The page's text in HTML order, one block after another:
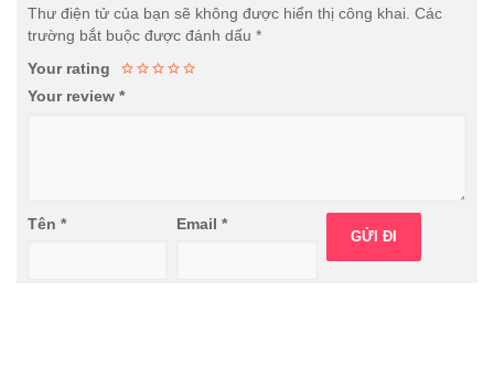
Thư điện tử của bạn sẽ không được hiển thị công khai. Các
trường bắt buộc được đánh dấu *
Your rating
Your review *
Tên * Email*